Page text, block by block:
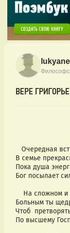
ВЕРЕ
Очередная
В семье
Пока душа
Бог посылает
На сложном и
Больным ты
Чтоб
По высшему